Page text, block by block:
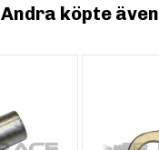
Andra köpte även